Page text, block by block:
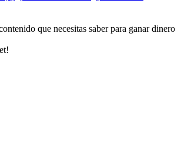
que necesitas saber para ganar dinero